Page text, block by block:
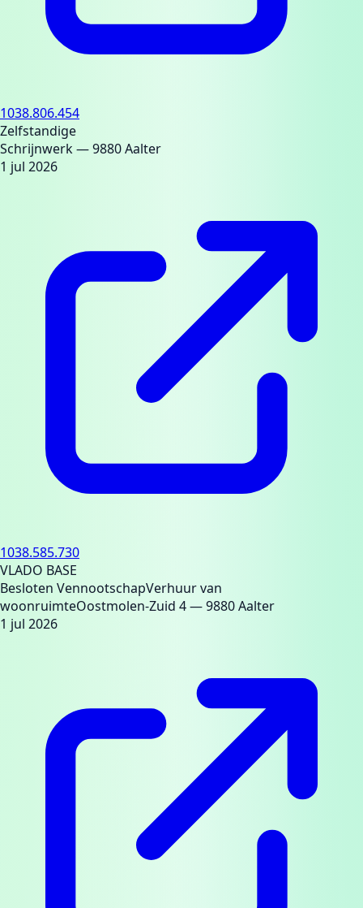
1038.806.454
Zelfstandige
Schrijnwerk— 9880 Aalter
1 jul 2026
1038.585.730
VLADO BASE
Besloten VennootschapVerhuur van
woonruimteOostmolen-Zuid 4— 9880 Aalter
1 jul 2026